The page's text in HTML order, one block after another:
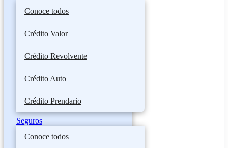
Conoce todos
Crédito Valor
Crédito Revolvente
Crédito Auto
Crédito Prendario
Seguros
Conoce todos